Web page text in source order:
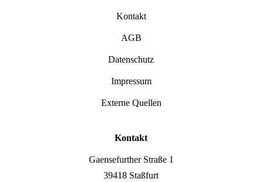
Kontakt
AGB
Datenschutz
Impressum
Externe Quellen
Kontakt
Gaensefurther Straße 1
39418 Staßfurt